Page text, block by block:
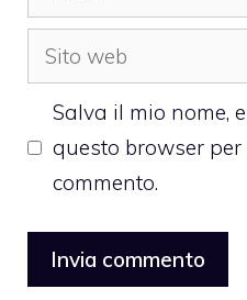
Sito
web
Salva il mio nome,
questo browser
commento.